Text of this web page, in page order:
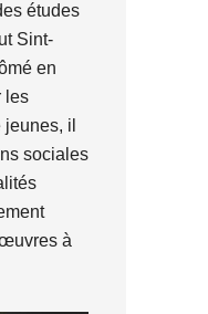
études
Sint-
en
les
il
sociales
œuvres à